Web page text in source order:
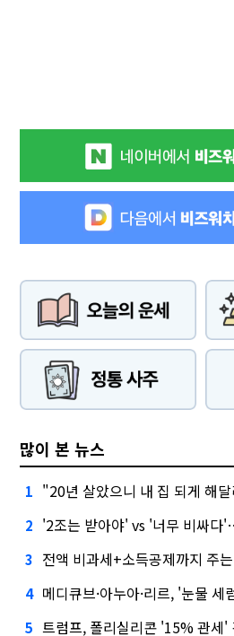
많이 본 뉴스
1 "20년 살았으니 내 집 되게 해
2 '2조는 받아야' vs '너무 비싸다
3 전액 비과세+소득공제까지 주
4 메디큐브·아누아·리르, '눈물
5 트럼프, 폴리실리콘 '15% 관세' 검